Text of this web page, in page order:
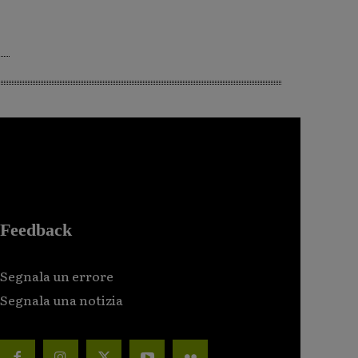
Feedback
Segnala un errore
Segnala una notizia